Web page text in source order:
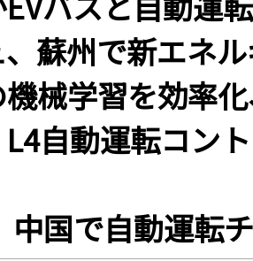
蘇州で新エネ
機械学習を効率
自動運転コン
中国で自動運転